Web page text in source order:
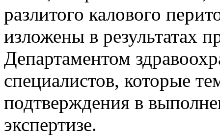
разлитого калового
изложены в результатах
Департаментом
специалистов, которые
подтверждения в
экспертизе.